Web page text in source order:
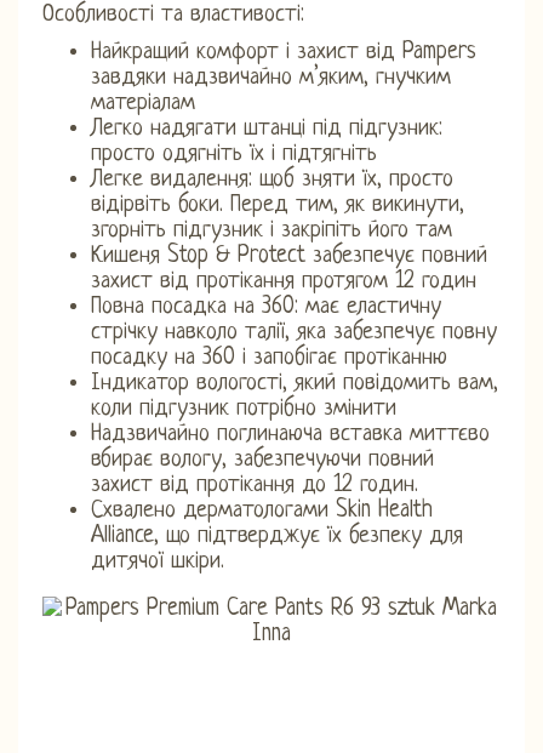
Особливості та властивості:
Найкращий комфорт і захист від Pampers
завдяки надзвичайно м’яким, гнучким
матеріалам
Легко надягати штанці під підгузник:
просто одягніть їх і підтягніть
Легке видалення: щоб зняти їх, просто
відірвіть боки. Перед тим, як викинути,
згорніть підгузник і закріпіть його там
Кишеня Stop & Protect забезпечує повний
захист від протікання протягом 12 годин
Повна посадка на 360: має еластичну
стрічку навколо талії, яка забезпечує повну
посадку на 360 і запобігає протіканню
Індикатор вологості, який повідомить вам,
коли підгузник потрібно змінити
Надзвичайно поглинаюча вставка миттєво
вбирає вологу, забезпечуючи повний
захист від протікання до 12 годин.
Схвалено дерматологами Skin Health
Alliance, що підтверджує їх безпеку для
дитячої шкіри.